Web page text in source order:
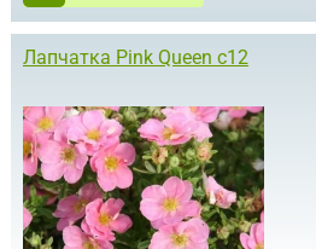
Лапчатка Pink Queen c12